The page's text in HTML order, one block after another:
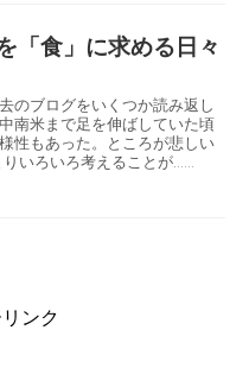
「食」に求める日々
のブログをいくつか読み返し
南米まで足を伸ばしていた頃
性もあった。ところが悲しい
りいろいろ考えることが……
ンク